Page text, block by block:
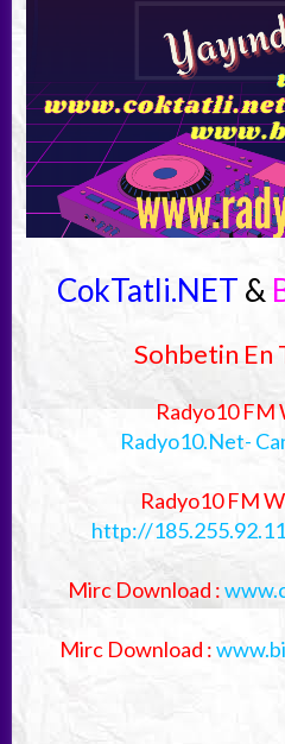
CokTatli.NET &
Sohbetin En
Radyo10 FM
Radyo10.Net-
Radyo10 FM
http://
Mirc Download :
Mirc Download :